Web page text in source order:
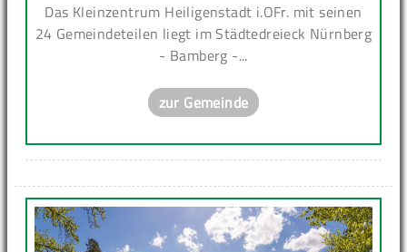
Das Kleinzentrum Heiligenstadt i.OFr. mit seinen
24 Gemeindeteilen liegt im Städtedreieck Nürnberg
- Bamberg -...
zur Gemeinde